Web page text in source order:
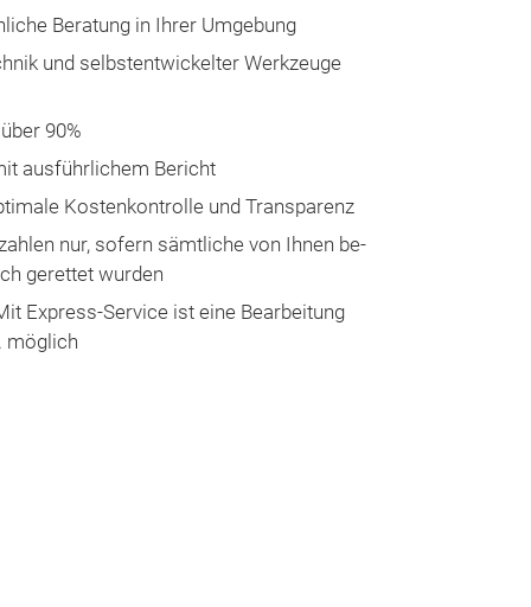
Be­ra­tung in Ih­rer Um­ge­bung
und selbst­ent­wi­ckelt­er Werk­zeuge
90%
aus­führ­lich­em Be­richt
Kos­ten­kon­trol­le und Trans­pa­renz
nur, so­fern sämt­liche von Ih­nen be­
ge­ret­tet wurden
Ex­press-Ser­vice ist eine Be­ar­bei­tung
mög­lich